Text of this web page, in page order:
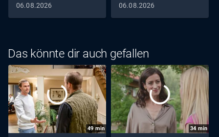
06.08.2026 06.08.2026
Das könnte dir auch gefallen
49 min 34 min